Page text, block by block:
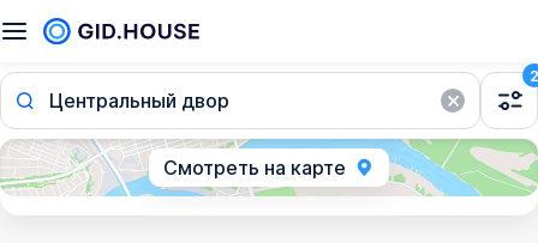
Центральный двор
2
Смотреть на карте